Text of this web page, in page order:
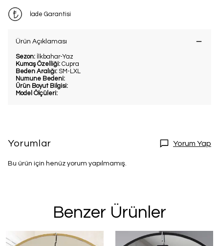
İade Garantisi
Ürün Açıklaması
Sezon: İlkbahar-Yaz
Kumaş Özelliği: Cupra
Beden Aralığı: SM-LXL
Numune Bedeni:
Ürün Boyut Bilgisi:
Model Ölçüleri:
Yorumlar Yorum Yap
Bu ürün için henüz yorum yapılmamış.
Benzer Ürünler